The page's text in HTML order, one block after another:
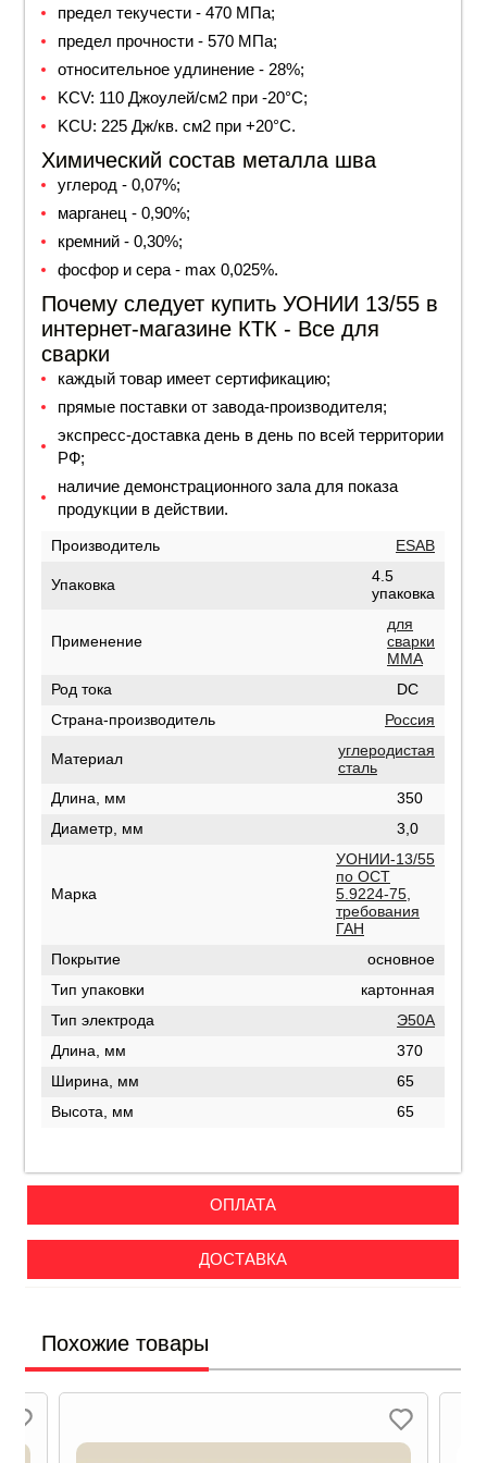
предел текучести - 470 МПа;
предел прочности - 570 МПа;
относительное удлинение - 28%;
KCV: 110 Джоулей/см2 при -20°С;
KCU: 225 Дж/кв. см2 при +20°С.
Химический состав металла шва
углерод - 0,07%;
марганец - 0,90%;
кремний - 0,30%;
фосфор и сера - max 0,025%.
Почему следует купить УОНИИ 13/55 в
интернет-магазине КТК - Все для
сварки
каждый товар имеет сертификацию;
прямые поставки от завода-производителя;
экспресс-доставка день в день по всей территории
РФ;
наличие демонстрационного зала для показа
продукции в действии.
Производитель ESAB
Упаковка
4.5
упаковка
Применение
для
сварки
MMA
Род тока
DC
Страна-производитель
Россия
Материал
углеродистая
сталь
Длина, мм
350
Диаметр, мм
3,0
Марка
УОНИИ-13/55
по ОСТ
5.9224-75,
требования
ГАН
Покрытие
основное
Тип упаковки
картонная
Тип электрода
Э50А
Длина, мм
370
Ширина, мм
65
Высота, мм
65
ОПЛАТА
ДОСТАВКА
Похожие товары